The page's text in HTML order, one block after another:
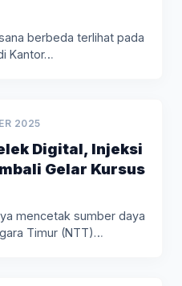
berbeda terlihat pada
Kantor…
2025
Digital, Injeksi
Gelar Kursus
mencetak sumber daya
Timur (NTT)…